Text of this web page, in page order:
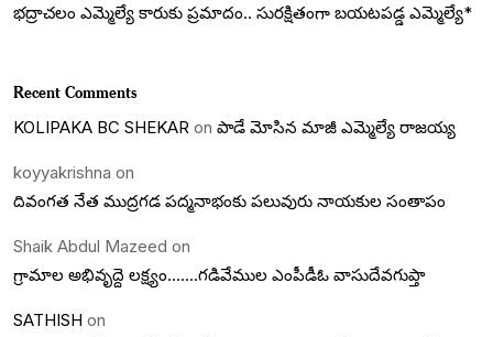
భద్రాచలం ఎమ్మెల్యే కారుకు ప్రమాదం.. సురక్షితంగా బయటపడ్డ ఎమ్మెల్యే*
Recent Comments
KOLIPAKA BC SHEKAR on పాడే మోసిన మాజీ ఎమ్మెల్యే రాజయ్య
koyyakrishna on
దివంగత నేత ముద్రగడ పద్మనాభంకు పలువురు నాయకుల సంతాపం
Shaik Abdul Mazeed on
గ్రామాల అభివృద్దె లక్ష్యం…….గడివేముల ఎంపీడీఓ వాసుదేవగుప్తా
SATHISH on